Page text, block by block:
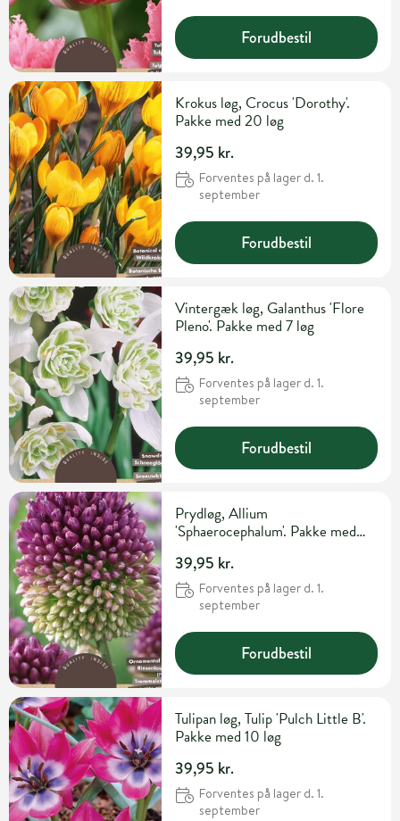
Forudbestil
Krokus løg, Crocus 'Dorothy'.
Pakke med 20 løg
39,95 kr.
Forventes på lager d. 1.
september
Forudbestil
Vintergæk løg, Galanthus 'Flore
Pleno'. Pakke med 7 løg
39,95 kr.
Forventes på lager d. 1.
september
Forudbestil
Prydløg, Allium
'Sphaerocephalum'. Pakke med
39,95 kr.
Forventes på lager d. 1.
september
Forudbestil
Tulipan løg, Tulip 'Pulch Little B'.
Pakke med 10 løg
39,95 kr.
Forventes på lager d. 1.
september